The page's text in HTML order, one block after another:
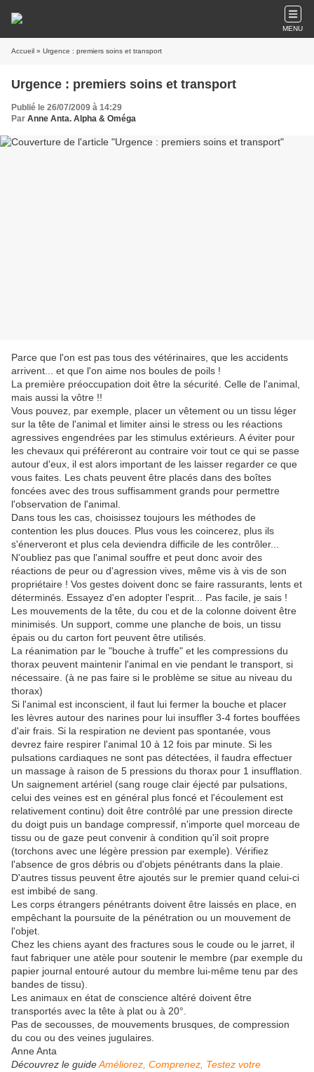
MENU
Accueil » Urgence : premiers soins et transport
Urgence : premiers soins et transport
Publié le 26/07/2009 à 14:29
Par Anne Anta. Alpha & Oméga
Parce que l'on est pas tous des vétérinaires, que les accidents
arrivent... et que l'on aime nos boules de poils !
La première préoccupation doit être la sécurité. Celle de l'animal,
mais aussi la vôtre !!
Vous pouvez, par exemple, placer un vêtement ou un tissu léger
sur la tête de l'animal et limiter ainsi le stress ou les réactions
agressives engendrées par les stimulus extérieurs. A éviter pour
les chevaux qui préféreront au contraire voir tout ce qui se passe
autour d'eux, il est alors important de les laisser regarder ce que
vous faites. Les chats peuvent être placés dans des boîtes
foncées avec des trous suffisamment grands pour permettre
l'observation de l'animal.
Dans tous les cas, choisissez toujours les méthodes de
contention les plus douces. Plus vous les coincerez, plus ils
s'énerveront et plus cela deviendra difficile de les contrôler...
N'oubliez pas que l'animal souffre et peut donc avoir des
réactions de peur ou d'agression vives, même vis à vis de son
propriétaire ! Vos gestes doivent donc se faire rassurants, lents et
déterminés. Essayez d'en adopter l'esprit... Pas facile, je sais !
Les mouvements de la tête, du cou et de la colonne doivent être
minimisés. Un support, comme une planche de bois, un tissu
épais ou du carton fort peuvent être utilisés.
La réanimation par le "bouche à truffe" et les compressions du
thorax peuvent maintenir l'animal en vie pendant le transport, si
nécessaire. (à ne pas faire si le problème se situe au niveau du
thorax)
Si l'animal est inconscient, il faut lui fermer la bouche et placer
les lèvres autour des narines pour lui insuffler 3-4 fortes bouffées
d'air frais. Si la respiration ne devient pas spontanée, vous
devrez faire respirer l'animal 10 à 12 fois par minute. Si les
pulsations cardiaques ne sont pas détectées, il faudra effectuer
un massage à raison de 5 pressions du thorax pour 1 insufflation.
Un saignement artériel (sang rouge clair éjecté par pulsations,
celui des veines est en général plus foncé et l'écoulement est
relativement continu) doit être contrôlé par une pression directe
du doigt puis un bandage compressif, n'importe quel morceau de
tissu ou de gaze peut convenir à condition qu'il soit propre
(torchons avec une légère pression par exemple). Vérifiez
l'absence de gros débris ou d'objets pénétrants dans la plaie.
D'autres tissus peuvent être ajoutés sur le premier quand celui-ci
est imbibé de sang.
Les corps étrangers pénétrants doivent être laissés en place, en
empêchant la poursuite de la pénétration ou un mouvement de
l'objet.
Chez les chiens ayant des fractures sous le coude ou le jarret, il
faut fabriquer une atèle pour soutenir le membre (par exemple du
papier journal entouré autour du membre lui-même tenu par des
bandes de tissu).
Les animaux en état de conscience altéré doivent être
transportés avec la tête à plat ou à 20°.
Pas de secousses, de mouvements brusques, de compression
du cou ou des veines jugulaires.
Anne Anta
Découvrez le guideAméliorez, Comprenez, Testez votre